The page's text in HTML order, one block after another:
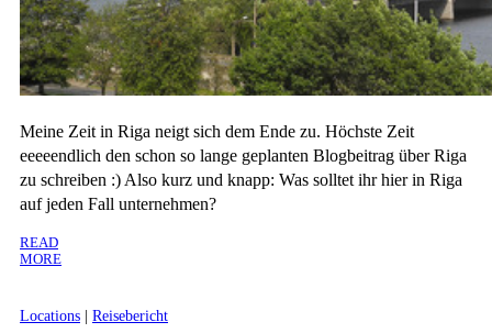
Meine Zeit in Riga neigt sich dem Ende zu. Höchste Zeit
eeeeendlich den schon so lange geplanten Blogbeitrag über Riga
zu schreiben :) Also kurz und knapp: Was solltet ihr hier in Riga
auf jeden Fall unternehmen?
READ
MORE
Locations | Reisebericht